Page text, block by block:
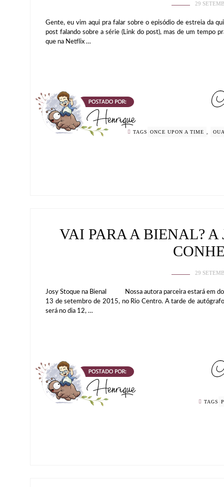
29
Gente, eu vim aqui pra falar sobre o episódio de estreia da
post falando sobre a série (Link do post), mas de um tempo
que na Netflix …
TAGS ONCE UPON A TIME
VAI PARA A BIENAL? A
29
Josy Stoque na Bienal Nossa autora parceira estará em
13 de setembro de 2015, no Rio Centro. A tarde de
será no dia 12, …
TAGS